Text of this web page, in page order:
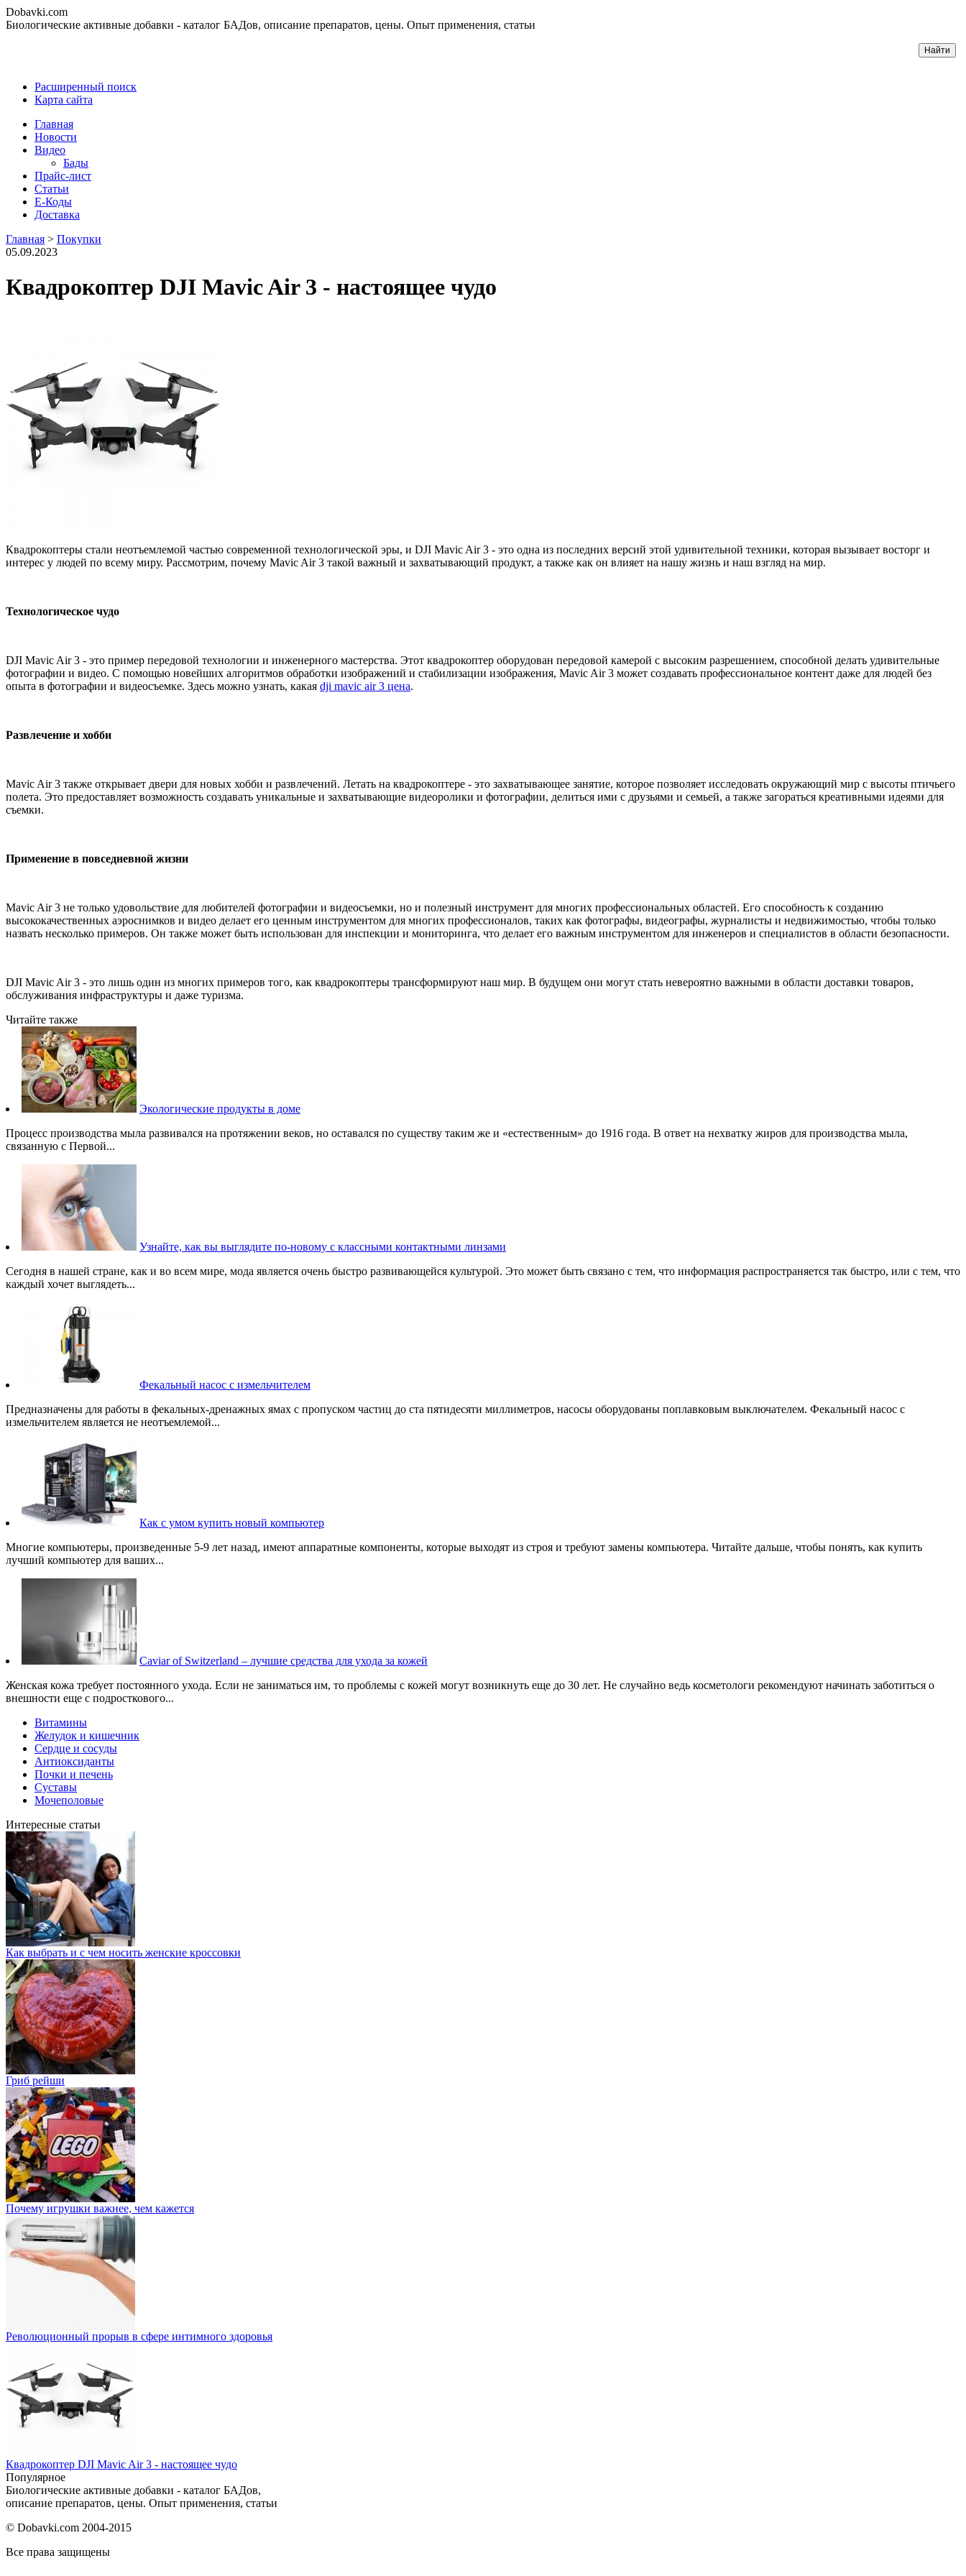
Dobavki.com
Биологические активные добавки - каталог БАДов, описание препаратов, цены. Опыт применения, статьи
Расширенный поиск
Карта сайта
Главная
Новости
Видео
Бады
Прайс-лист
Статьи
Е-Коды
Доставка
Главная > Покупки
05.09.2023
Квадрокоптер DJI Mavic Air 3 - настоящее чудо
Квадрокоптеры стали неотъемлемой частью современной технологической эры, и DJI Mavic Air 3 - это одна из последних версий этой удивительной техники, которая вызывает восторг и
интерес у людей по всему миру. Рассмотрим, почему Mavic Air 3 такой важный и захватывающий продукт, а также как он влияет на нашу жизнь и наш взгляд на мир.
Технологическое чудо
DJI Mavic Air 3 - это пример передовой технологии и инженерного мастерства. Этот квадрокоптер оборудован передовой камерой с высоким разрешением, способной делать удивительные
фотографии и видео. С помощью новейших алгоритмов обработки изображений и стабилизации изображения, Mavic Air 3 может создавать профессиональное контент даже для людей без
опыта в фотографии и видеосъемке. Здесь можно узнать, какая dji mavic air 3 цена.
Развлечение и хобби
Mavic Air 3 также открывает двери для новых хобби и развлечений. Летать на квадрокоптере - это захватывающее занятие, которое позволяет исследовать окружающий мир с высоты птичьего
полета. Это предоставляет возможность создавать уникальные и захватывающие видеоролики и фотографии, делиться ими с друзьями и семьей, а также загораться креативными идеями для
съемки.
Применение в повседневной жизни
Mavic Air 3 не только удовольствие для любителей фотографии и видеосъемки, но и полезный инструмент для многих профессиональных областей. Его способность к созданию
высококачественных аэроснимков и видео делает его ценным инструментом для многих профессионалов, таких как фотографы, видеографы, журналисты и недвижимостью, чтобы только
назвать несколько примеров. Он также может быть использован для инспекции и мониторинга, что делает его важным инструментом для инженеров и специалистов в области безопасности.
DJI Mavic Air 3 - это лишь один из многих примеров того, как квадрокоптеры трансформируют наш мир. В будущем они могут стать невероятно важными в области доставки товаров,
обслуживания инфраструктуры и даже туризма.
Читайте также
Экологические продукты в доме
Процесс производства мыла развивался на протяжении веков, но оставался по существу таким же и «естественным» до 1916 года. В ответ на нехватку жиров для производства мыла,
связанную с Первой...
Узнайте, как вы выглядите по-новому с классными контактными линзами
Сегодня в нашей стране, как и во всем мире, мода является очень быстро развивающейся культурой. Это может быть связано с тем, что информация распространяется так быстро, или с тем, что
каждый хочет выглядеть...
Фекальный насос с измельчителем
Предназначены для работы в фекальных-дренажных ямах с пропуском частиц до ста пятидесяти миллиметров, насосы оборудованы поплавковым выключателем. Фекальный насос с
измельчителем является не неотъемлемой...
Как с умом купить новый компьютер
Многие компьютеры, произведенные 5-9 лет назад, имеют аппаратные компоненты, которые выходят из строя и требуют замены компьютера. Читайте дальше, чтобы понять, как купить
лучший компьютер для ваших...
Caviar of Switzerland – лучшие средства для ухода за кожей
Женская кожа требует постоянного ухода. Если не заниматься им, то проблемы с кожей могут возникнуть еще до 30 лет. Не случайно ведь косметологи рекомендуют начинать заботиться о
внешности еще с подросткового...
Витамины
Желудок и кишечник
Сердце и сосуды
Антиоксиданты
Почки и печень
Суставы
Мочеполовые
Интересные статьи
Как выбрать и с чем носить женские кроссовки
Гриб рейши
Почему игрушки важнее, чем кажется
Революционный прорыв в сфере интимного здоровья
Квадрокоптер DJI Mavic Air 3 - настоящее чудо
Популярное
Биологические активные добавки - каталог БАДов,
описание препаратов, цены. Опыт применения, статьи
© Dobavki.com 2004-2015
Все права защищены